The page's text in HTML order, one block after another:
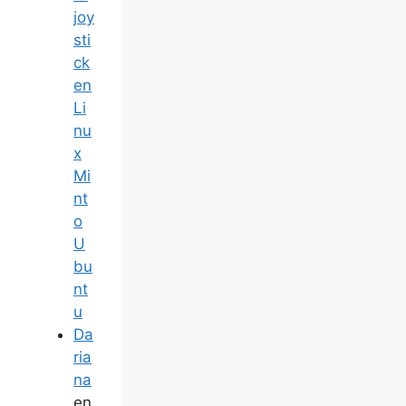
joy
sti
ck
en
Li
nu
x
Mi
nt
o
U
bu
nt
u
Da
ria
na